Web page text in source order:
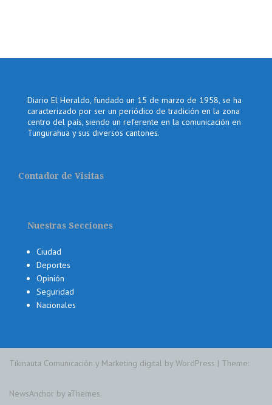
Diario El Heraldo, fundado un 15 de marzo de 1958, se ha
caracterizado por ser un periódico de tradición en la zona
centro del país, siendo un referente en la comunicación en
Tungurahua y sus diversos cantones.
Contador de Visitas
Nuestras Secciones
Ciudad
Deportes
Opinión
Seguridad
Nacionales
Tikinauta Comunicación y Marketing digital by WordPress | Theme:
NewsAnchor by aThemes.